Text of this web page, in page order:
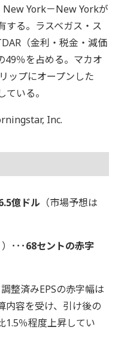
York－New Yorkが
する。ラスベガス・ス
（金利・税金・減価
49％を占める。マカオ
ップにオープンした
いる。
Inc.
億ドル （市場予想は
･･･68セントの赤字
整済みEPSの赤字幅は
内容を受け、引け後の
1.5％程度上昇してい